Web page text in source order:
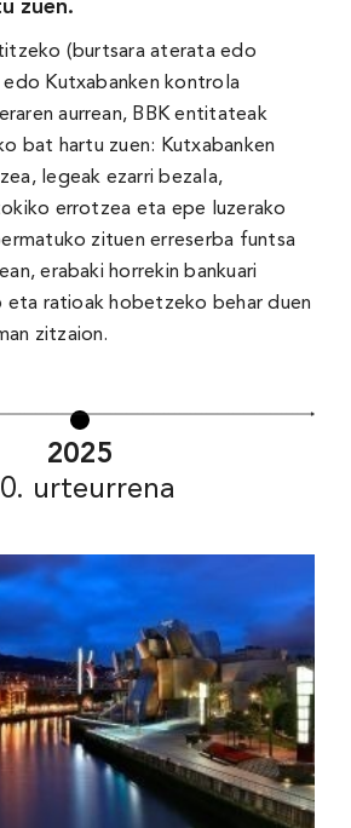
zuen.
(burtsara aterata edo
Kutxabanken kontrola
aurrean, BBK entitateak
bat hartu zuen: Kutxabanken
legeak ezarri bezala,
errotzea eta epe luzerako
zituen erreserba funtsa
erabaki horrekin bankuari
eta ratioak hobetzeko behar duen
zitzaion.
2025
urteurrena